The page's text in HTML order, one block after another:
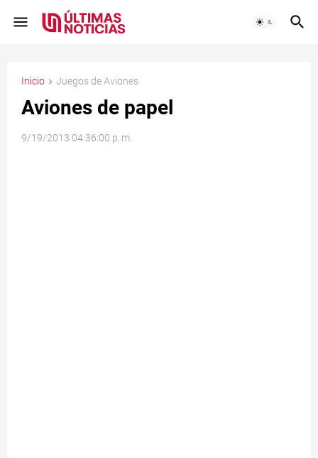
Inicio Juegos de Aviones
Aviones de papel
9/19/2013 04:36:00 p. m.